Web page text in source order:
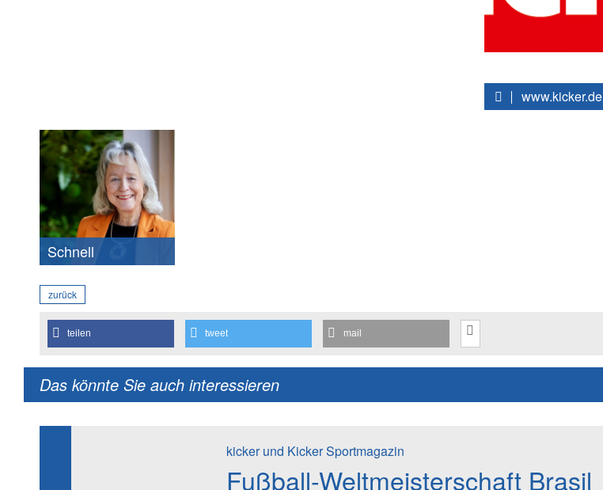
www.kicker.de
Schnell
zurück
teilen tweet mail
Das könnte Sie auch interessieren
kicker und Kicker Sportmagazin
Fußball-Weltmeisterschaft Brasil